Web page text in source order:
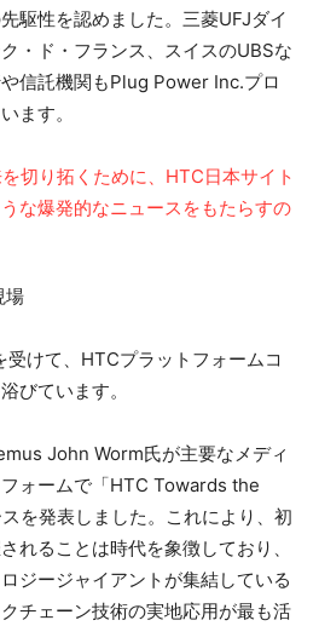
駆性を認めました。三菱UFJダイ
・ド・フランス、スイスのUBSな
信託機関もPlug Power Inc.プロ
ます。
場
けて、HTCプラットフォームコ
びています。
John Worm氏が主要なメディ
ォームで「HTC Towards the
を発表しました。これにより、初
れることは時代を象徴しており、
ジージャイアントが集結している
チェーン技術の実地応用が最も活